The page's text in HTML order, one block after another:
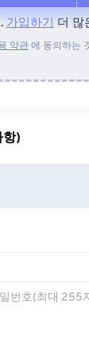
서
드라이브에
가입하기 더 많
약관에 동의하는
항)
번호(최대 255